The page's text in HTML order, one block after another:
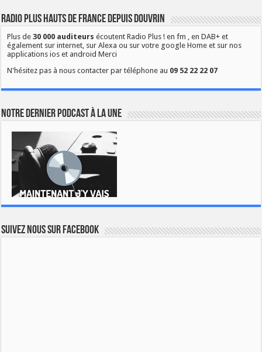
Radio Plus Hauts de France depuis Douvrin
Plus de30 000 auditeurs écoutent Radio Plus ! en fm , en DAB+ et
également sur internet, sur Alexa ou sur votre google Home et sur nos
applications ios et android Merci
N'hésitez pas à nous contacter par téléphone au 09 52 22 22 07
Notre dernier podcast à la une
Suivez nous sur Facebook